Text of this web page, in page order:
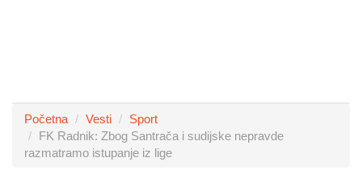
Početna Vesti
Sport
FK Radnik: Zbog Santrača i sudijske nepravde
razmatramo istupanje iz lige